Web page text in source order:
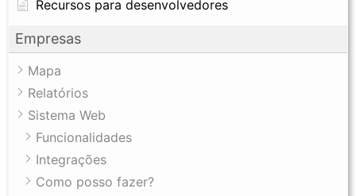
Recursos para desenvolvedores
Empresas
Mapa
Relatórios
Sistema Web
Funcionalidades
Integrações
Como posso fazer?